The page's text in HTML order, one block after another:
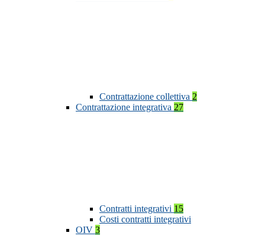
Contrattazione collettiva 2
Contrattazione integrativa 27
Contratti integrativi 15
Costi contratti integrativi
OIV 3